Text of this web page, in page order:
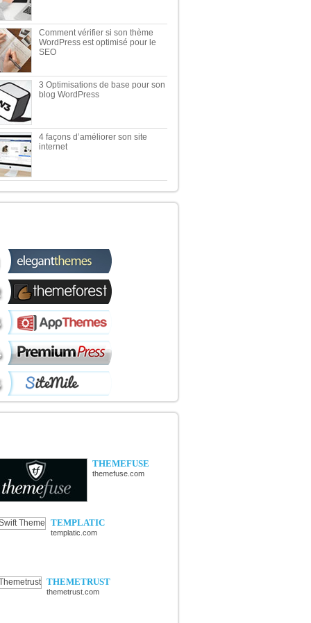
Comment vérifier si son thème
WordPress est optimisé pour le
SEO
3 Optimisations de base pour son
blog WordPress
4 façons d’améliorer son site
internet
THEMEFUSE
themefuse.com
TEMPLATIC
templatic.com
THEMETRUST
themetrust.com